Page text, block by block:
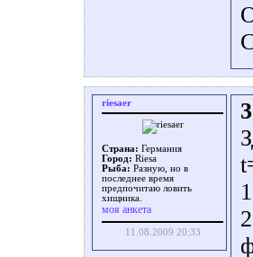
riesaer
Страна: Германия
Город: Riesa
Рыба: Разную, но в
последнее время
предпочитаю ловить
хищника.
моя анкета
11.08.2009 20:33